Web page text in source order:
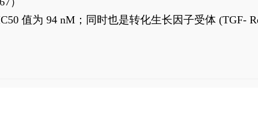
值为 94 nM；同时也是转化生长因子受体 (TGF-